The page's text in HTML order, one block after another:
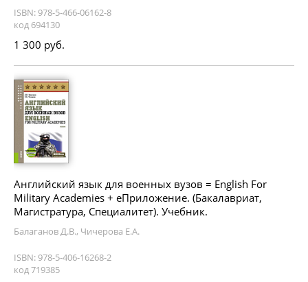
ISBN: 978-5-466-06162-8
код 694130
1 300 руб.
Английский язык для военных вузов = English For
Military Academies + еПриложение. (Бакалавриат,
Магистратура, Специалитет). Учебник.
Балаганов Д.В., Чичерова Е.А.
ISBN: 978-5-406-16268-2
код 719385